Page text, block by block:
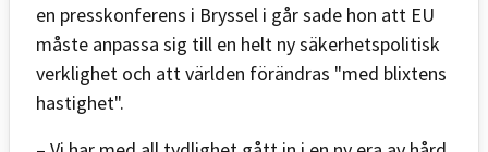
en presskonferens i Bryssel i går sade hon att EU
måste anpassa sig till en helt ny säkerhetspolitisk
verklighet och att världen förändras "med blixtens
hastighet".